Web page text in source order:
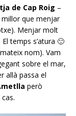
de Cap Roig –
millor que menjar
Menjar molt
temps s’atura 🙂
nom). Vam
sobre el mar,
allà passa el
però